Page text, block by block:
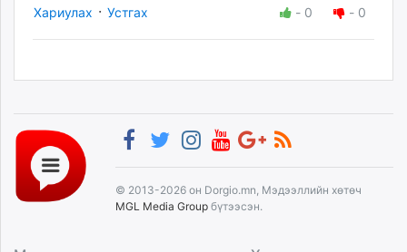
Хариулах · Устгах - 0 - 0
© 2013-2026 он Dorgio.mn, Мэдээллийн хөтөч
MGL Media Group бүтээсэн.